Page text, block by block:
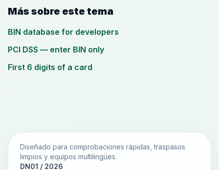
Más sobre este tema
BIN database for developers
PCI DSS — enter BIN only
First 6 digits of a card
Diseñado para comprobaciones rápidas, traspasos
limpios y equipos multilingües.
DN01 / 2026